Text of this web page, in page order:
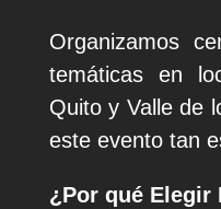
Organizamos
temáticas en
Quito y Valle de
este evento tan
¿Por qué Elegir